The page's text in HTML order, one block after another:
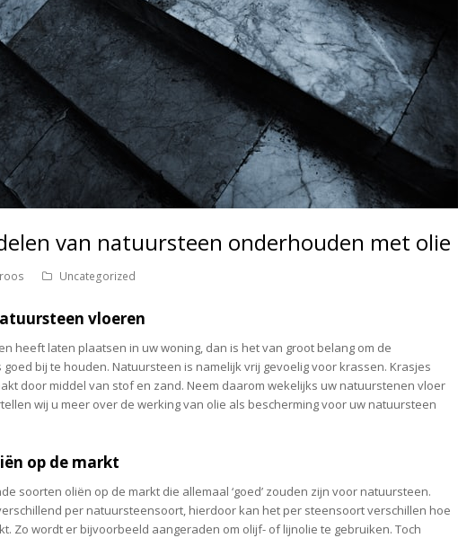
van natuursteen onderhouden met olie
roos Uncategorized
vloeren
heeft laten plaatsen in uw woning, dan is het van groot belang om de
bij te houden. Natuursteen is namelijk vrij gevoelig voor krassen. Krasjes
door middel van stof en zand. Neem daarom wekelijks uw natuurstenen vloer
wij u meer over de werking van olie als bescherming voor uw natuursteen
op de markt
soorten oliën op de markt die allemaal ‘goed’ zouden zijn voor natuursteen.
per natuursteensoort, hierdoor kan het per steensoort verschillen hoe
Zo wordt er bijvoorbeeld aangeraden om olijf- of lijnolie te gebruiken. Toch